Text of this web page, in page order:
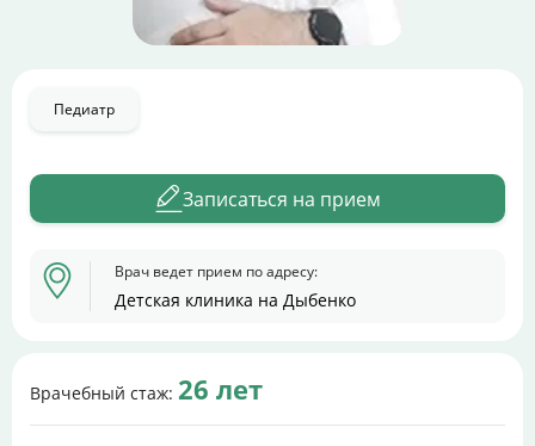
Педиатр
Записаться на прием
Врач ведет прием по адресу:
Детская клиника на Дыбенко
Врачебный стаж: 26 лет